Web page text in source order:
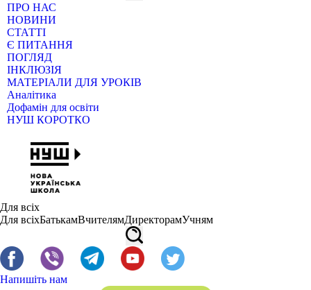
ПРО НАС
НОВИНИ
СТАТТІ
Є ПИТАННЯ
ПОГЛЯД
ІНКЛЮЗІЯ
МАТЕРІАЛИ ДЛЯ УРОКІВ
Аналітика
Дофамін для освіти
НУШ КОРОТКО
Для всіх
Для всіхБатькамВчителямДиректорамУчням
Напишіть нам